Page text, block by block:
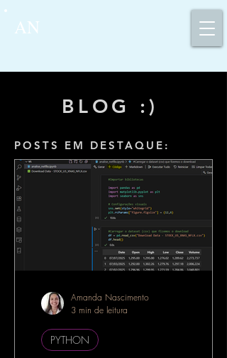
AN
BLOG :)
POSTS EM DESTAQUE:
PYTHON
Amanda Nascimento
3 min de leitura